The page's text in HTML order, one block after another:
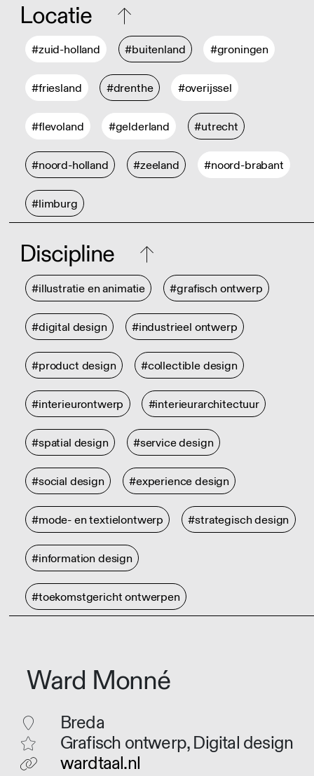
Locatie
#zuid-holland #buitenland #groningen
#friesland #drenthe #overijssel
#flevoland #gelderland #utrecht
#noord-holland #zeeland #noord-brabant
#limburg
Discipline
#illustratie en animatie #grafisch ontwerp
#digital design #industrieel ontwerp
#product design #collectible design
#interieurontwerp #interieurarchitectuur
#spatial design #service design
#social design #experience design
#mode- en textielontwerp #strategisch design
#information design
#toekomstgericht ontwerpen
Ward Monné
Breda
Grafisch ontwerp, Digital design
wardtaal.nl